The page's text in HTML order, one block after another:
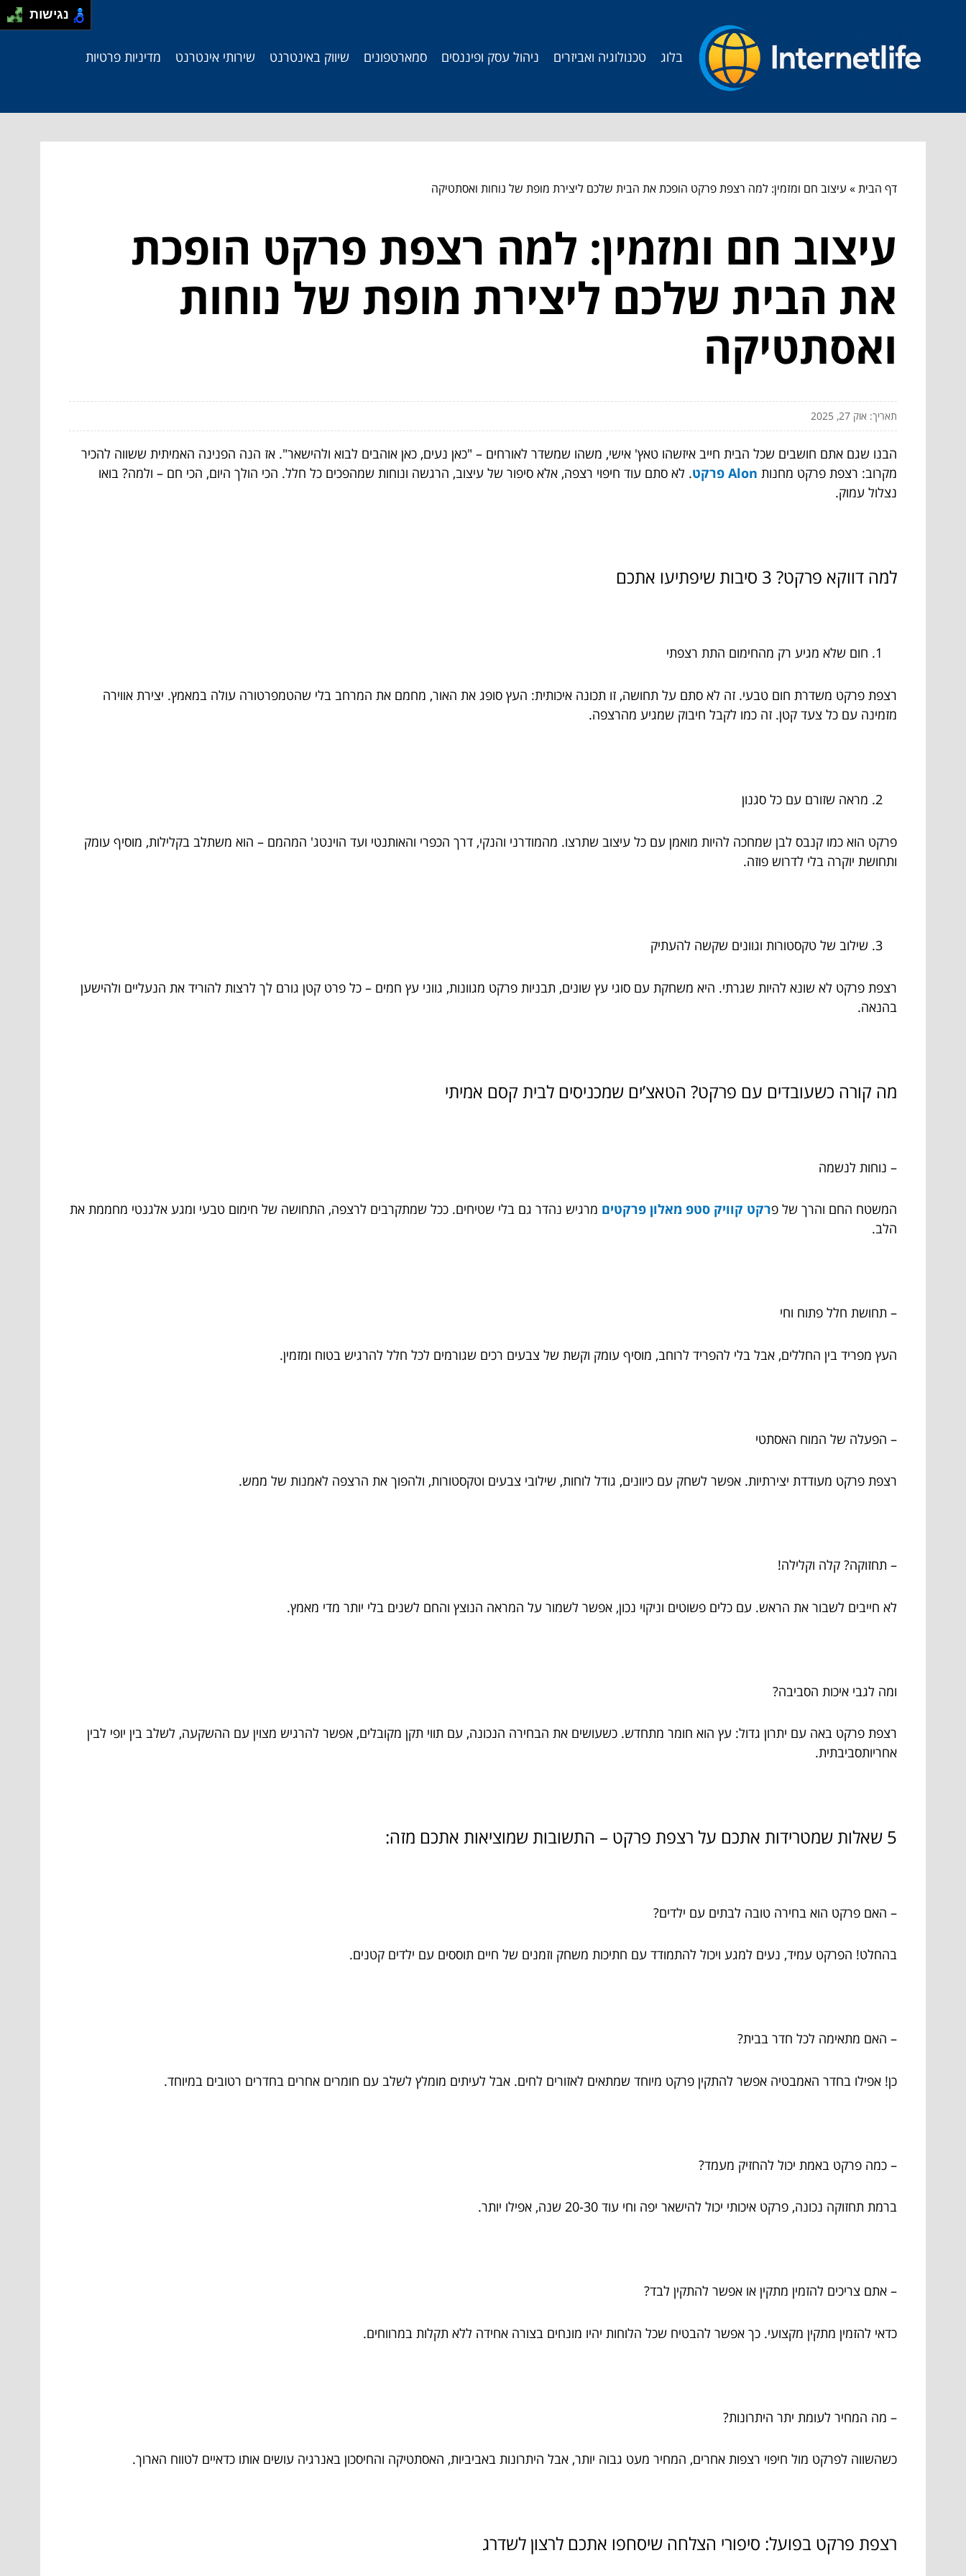
בלוג טכנולוגיה ואביזרים ניהול עסק ופיננסים סמארטפונים שיווק באינטרנט שירותי אינטרנט מדיניות פרטיות
דף הבית» עיצוב חם ומזמין: למה רצפת פרקט הופכת את הבית שלכם ליצירת מופת של נוחות ואסתטיקה
עיצוב חם ומזמין: למה רצפת פרקט הופכת
את הבית שלכם ליצירת מופת של נוחות
ואסתטיקה
תאריך: אוק 27, 2025
הבנו שגם אתם חושבים שכל הבית חייב איזשהו טאץ' אישי, משהו שמשדר לאורחים – "כאן נעים, כאן אוהבים לבוא ולהישאר". אז הנה הפנינה האמיתית ששווה להכיר
מקרוב: רצפת פרקט מחנות Alon פרקט
. לא סתם עוד חיפוי רצפה, אלא סיפור של עיצוב, הרגשה ונוחות שמהפכים כל חלל. הכי הולך היום, הכי חם – ולמה? בואו
נצלול עמוק.
למה דווקא פרקט? 3 סיבות שיפתיעו אתכם
חום שלא מגיע רק מהחימום התת רצפתי
רצפת פרקט משדרת חום טבעי. זה לא סתם על תחושה, זו תכונה איכותית: העץ סופג את האור, מחמם את המרחב בלי שהטמפרטורה עולה במאמץ. יצירת אווירה
מזמינה עם כל צעד קטן. זה כמו לקבל חיבוק שמגיע מהרצפה.
מראה שזורם עם כל סגנון
פרקט הוא כמו קנבס לבן שמחכה להיות מואמן עם כל עיצוב שתרצו. מהמודרני והנקי, דרך הכפרי והאותנטי ועד הוינטג' המהמם – הוא משתלב בקלילות, מוסיף עומק
ותחושת יוקרה בלי לדרוש פוזה.
שילוב של טקסטורות וגוונים שקשה להעתיק
רצפת פרקט לא שונא להיות שגרתי. היא משחקת עם סוגי עץ שונים, תבניות פרקט מגוונות, גווני עץ חמים – כל פרט קטן גורם לך לרצות להוריד את הנעליים ולהישען
בהנאה.
מה קורה כשעובדים עם פרקט? הטאצ’ים שמכניסים לבית קסם אמיתי
– נוחות לנשמה
המשטח החם והרך של פרקט קוויק סטפ מאלון פרקטים מרגיש נהדר גם בלי שטיחים. ככל שמתקרבים לרצפה, התחושה של חימום טבעי ומגע אלגנטי מחממת את
הלב.
– תחושת חלל פתוח וחי
העץ מפריד בין החללים, אבל בלי להפריד לרוחב, מוסיף עומק וקשת של צבעים רכים שגורמים לכל חלל להרגיש בטוח ומזמין.
– הפעלה של המוח האסתטי
רצפת פרקט מעודדת יצירתיות. אפשר לשחק עם כיוונים, גודל לוחות, שילובי צבעים וטקסטורות, ולהפוך את הרצפה לאמנות של ממש.
– תחזוקה? קלה וקלילה!
לא חייבים לשבור את הראש. עם כלים פשוטים וניקוי נכון, אפשר לשמור על המראה הנוצץ והחם לשנים בלי יותר מדי מאמץ.
ומה לגבי איכות הסביבה?
רצפת פרקט באה עם יתרון גדול: עץ הוא חומר מתחדש. כשעושים את הבחירה הנכונה, עם תווי תקן מקובלים, אפשר להרגיש מצוין עם ההשקעה, לשלב בין יופי לבין
אחריותסביבתית.
5 שאלות שמטרידות אתכם על רצפת פרקט – התשובות שמוציאות אתכם מזה:
– האם פרקט הוא בחירה טובה לבתים עם ילדים?
בהחלט! הפרקט עמיד, נעים למגע ויכול להתמודד עם חתיכות משחק וזמנים של חיים תוססים עם ילדים קטנים.
– האם מתאימה לכל חדר בבית?
כן! אפילו בחדר האמבטיה אפשר להתקין פרקט מיוחד שמתאים לאזורים לחים. אבל לעיתים מומלץ לשלב עם חומרים אחרים בחדרים רטובים במיוחד.
– כמה פרקט באמת יכול להחזיק מעמד?
ברמת תחזוקה נכונה, פרקט איכותי יכול להישאר יפה וחי עוד 20-30 שנה, אפילו יותר.
– אתם צריכים להזמין מתקין או אפשר להתקין לבד?
כדאי להזמין מתקין מקצועי. כך אפשר להבטיח שכל הלוחות יהיו מונחים בצורה אחידה ללא תקלות במרווחים.
– מה המחיר לעומת יתר היתרונות?
כשהשווה לפרקט מול חיפוי רצפות אחרים, המחיר מעט גבוה יותר, אבל היתרונות באביביות, האסתטיקה והחיסכון באנרגיה עושים אותו כדאיים לטווח הארוך.
רצפת פרקט בפועל: סיפורי הצלחה שיסחפו אתכם לרצון לשדרג
נגישות